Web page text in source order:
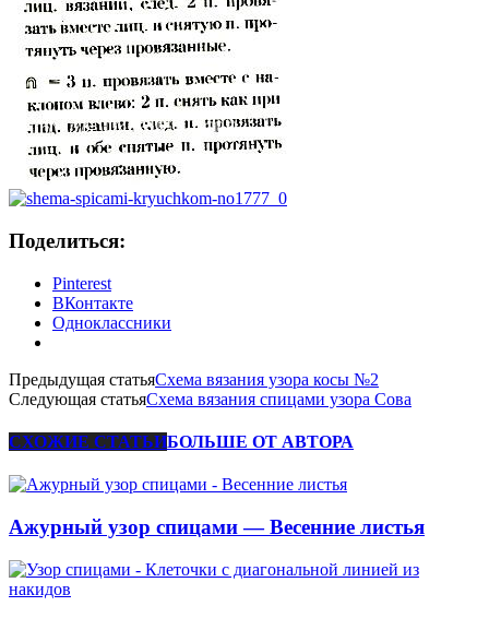
Поделиться:
Pinterest
ВКонтакте
Одноклассники
Предыдущая статьяСхема вязания узора косы №2
Следующая статьяСхема вязания спицами узора Сова
СХОЖИЕ СТАТЬИБОЛЬШЕ ОТ АВТОРА
Ажурный узор спицами — Весенние листья